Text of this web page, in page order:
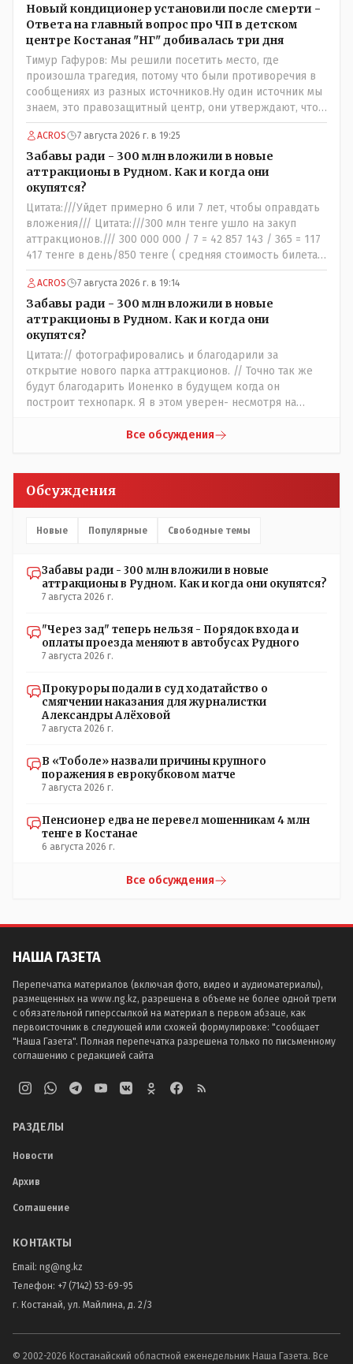
Цитата://я поздравляю их с этой победой// Значит
морально: - игроки Тобола уже проиграли ответную
встречу: - чудо на поле не бывает, если только у тебя в
команде играет сам Марадона....
Новый кондиционер установили после смерти -
Ответа на главный вопрос про ЧП в детском
центре Костаная "НГ" добивалась три дня
Тимур Гафуров: Мы решили посетить место, где
произошла трагедия, потому что были противоречия в
сообщениях из разных источников.Ну один источник мы
знаем, это правозащитный центр, они утверждают, что
ничего толком не работало на момент трагедии. А кто
второй источник, с противоречивой информацией? Кто
до вашей поездки утверждал, что там все ОК, не жарко,
и всё работает как надо?
ACROS 7 августа 2026 г. в 19:25
Забавы ради - 300 млн вложили в новые
аттракционы в Рудном. Как и когда они
окупятся?
Цитата:///Уйдет примерно 6 или 7 лет, чтобы оправдать
вложения/// Цитата:///300 млн тенге ушло на закуп
аттракционов./// 300 000 000 / 7 = 42 857 143 / 365 = 117
417 тенге в день/850 тенге ( средняя стоимость билета)
- 138 человек в день - такая должна быть средняя
минимальная ежедневная посещаемость этих
атракционов и только лишь для того что бы "отбить"
стоимость оборудования, прибавьте сюда ещё :-
зарплата персонала, налоги, амортизация оборудования,
его техобслуживание, покупка запчастей,
электроэнергия, накладные и другие непредвиденные
расходы. И это не отнимая морозные дни, непогоду и
прочие нерабочие дни.
ACROS 7 августа 2026 г. в 19:14
Забавы ради - 300 млн вложили в новые
аттракционы в Рудном. Как и когда они
окупятся?
Цитата:// фотографировались и благодарили за
открытие нового парка аттракционов. // Точно так же
будут благодарить Ионенко в будущем когда он
построит технопарк. Я в этом уверен- несмотря на
рудненских манкуртов. По традиции нашего пенсионера
биография...."
Все обсуждения
Обсуждения
Новые Популярные Свободные темы
Забавы ради - 300 млн вложили в новые
аттракционы в Рудном. Как и когда они окупятся?
7 августа 2026 г.
"Через зад" теперь нельзя - Порядок входа и
оплаты проезда меняют в автобусах Рудного
7 августа 2026 г.
Прокуроры подали в суд ходатайство о
смягчении наказания для журналистки
Александры Алёховой
7 августа 2026 г.
В «Тоболе» назвали причины крупного
поражения в еврокубковом матче
7 августа 2026 г.
Пенсионер едва не перевел мошенникам 4 млн
тенге в Костанае
6 августа 2026 г.
Все обсуждения
НАША ГАЗЕТА
Перепечатка материалов (включая фото, видео и аудиоматериалы),
размещенных на www.ng.kz, разрешена в объеме не более одной трети
с обязательной гиперссылкой на материал в первом абзаце, как
первоисточник в следующей или схожей формулировке: "сообщает
"Наша Газета". Полная перепечатка разрешена только по письменному
соглашению с редакцией сайта
РАЗДЕЛЫ
Новости
Архив
Соглашение
КОНТАКТЫ
Email: ng@ng.kz
Телефон: +7 (7142) 53-69-95
г. Костанай, ул. Майлина, д. 2/3
© 2002-2026 Костанайский областной еженедельник Наша Газета. Все